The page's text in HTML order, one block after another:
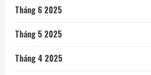
Tháng 6 2025
Tháng 5 2025
Tháng 4 2025